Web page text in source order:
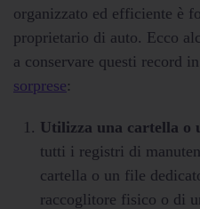
organizzato ed efficiente è
proprietario di auto. Ecco
a conservare questi record
sorprese:
Utilizza una cartella o
tutti i registri di
cartella o un file
raccoglitore fisico o di